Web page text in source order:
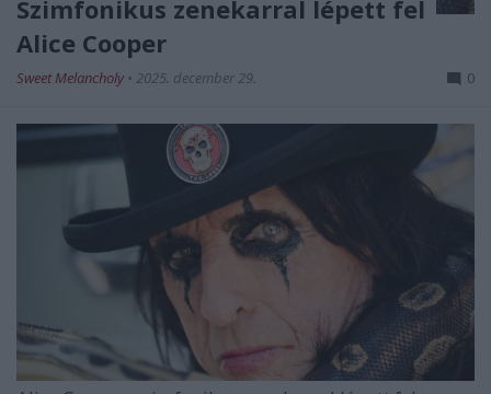
Szimfonikus zenekarral lépett fel
Alice Cooper
Sweet Melancholy • 2025. december 29. 0